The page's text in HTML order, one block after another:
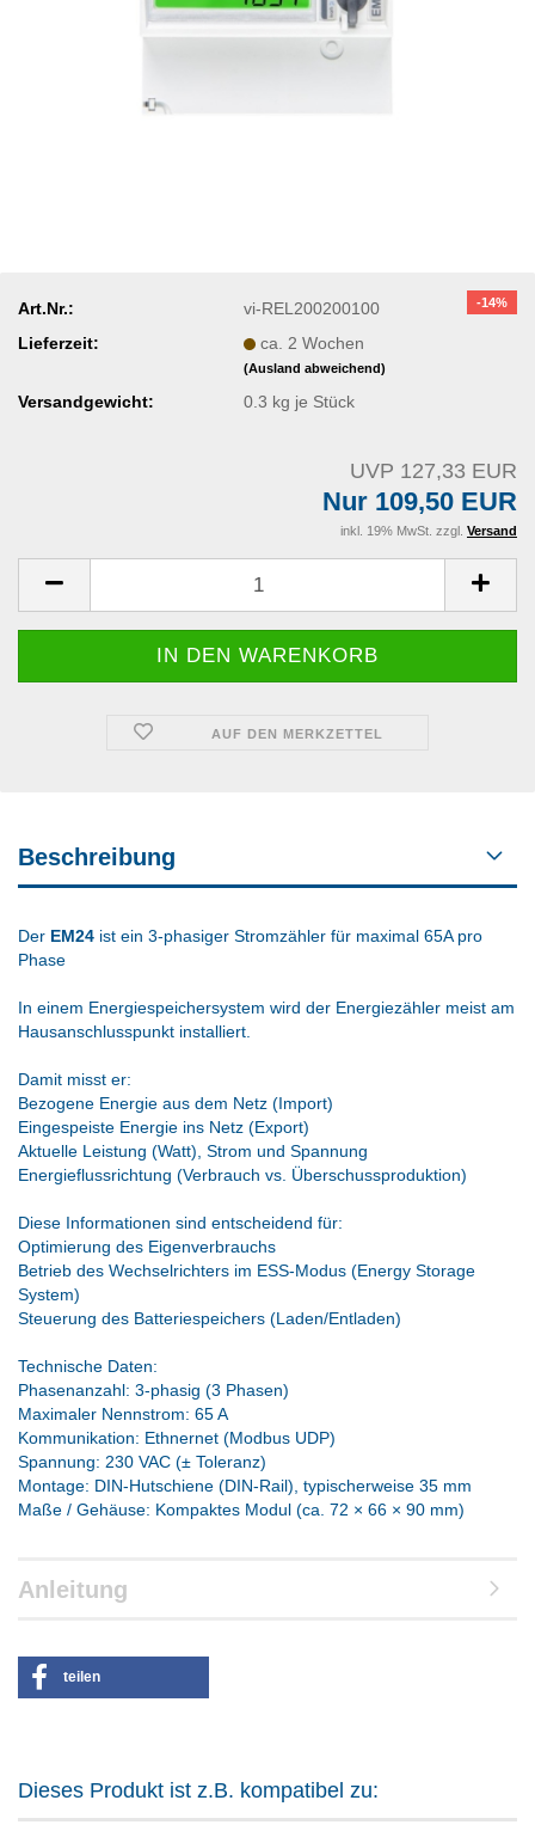
-14%
Art.Nr.:
vi-REL200200100
Lieferzeit:
ca. 2 Wochen
(Ausland abweichend)
Versandgewicht: 0.3 kg je Stück
UVP 127,33 EUR
Nur 109,50 EUR
inkl. 19% MwSt. zzgl. Versand
AUF DEN MERKZETTEL
Beschreibung
Der EM24 ist ein 3-phasiger Stromzähler für maximal 65A pro
Phase
In einem Energiespeichersystem wird der Energiezähler meist am
Hausanschlusspunkt installiert.
Damit misst er:
Bezogene Energie aus dem Netz (Import)
Eingespeiste Energie ins Netz (Export)
Aktuelle Leistung (Watt), Strom und Spannung
Energieflussrichtung (Verbrauch vs. Überschussproduktion)
Diese Informationen sind entscheidend für:
Optimierung des Eigenverbrauchs
Betrieb des Wechselrichters im ESS-Modus (Energy Storage
System)
Steuerung des Batteriespeichers (Laden/Entladen)
Technische Daten:
Phasenanzahl: 3-phasig (3 Phasen)
Maximaler Nennstrom: 65 A
Kommunikation: Ethnernet (Modbus UDP)
Spannung: 230 VAC (± Toleranz)
Montage: DIN-Hutschiene (DIN-Rail), typischerweise 35 mm
Maße / Gehäuse: Kompaktes Modul (ca. 72 × 66 × 90 mm)
Anleitung
teilen
Dieses Produkt ist z.B. kompatibel zu: